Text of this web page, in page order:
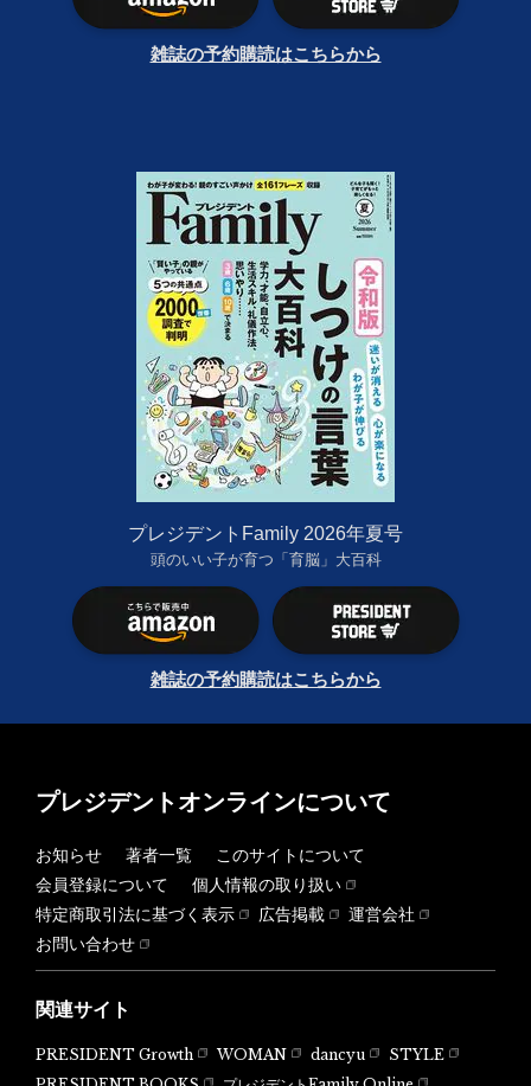
雑誌の予約購読はこちらから
プレジデントFamily 2026年夏号
頭のいい子が育つ「育脳」大百科
雑誌の予約購読はこちらから
プレジデントオンラインについて
お知らせ 著者一覧
このサイトについて
会員登録について
個人情報の取り扱い
特定商取引法に基づく表示
広告掲載
運営会社
お問い合わせ
関連サイト
PRESIDENT Growth WOMAN dancyu
STYLE